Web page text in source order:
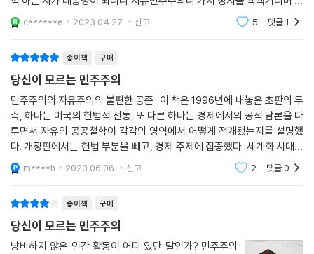
사실은 경제를 만드는 과정의 이해당사자로서 시장의 지배에 휘둘리는 신
자유주의적 군중이 아닌 시민의식을 지닌 ‘시민’으로 각성해야 한다는 점
는 일반적인 경제 담론보다 덜 기술적이지만 더 정치적인 일이다. 샌델은
이렇듯 폭넓은 시민성 차원의 경제 논쟁 전통을 ‘시민의식의 정치경제학
(political economy of citizenship)’이라 부르며, 이것이 우리가 모르
는 민주주의의 핵심이라고 강조한다.
-옳음을 넘어 모두를 위한 ‘좋은 삶’으로!
이 시대 가장 영향력 있는 철학자의 위대한 제언
문제들을 양산한 지금의 민주주의가 다시 활력을 찾고 제대로 기능하게 하
려면 어떻게 해야 할까? 경제는 무엇을 ‘위해’ 존재해야 하는가? 국가는 주
택, 교육, 기술 가운데 어디에 더 많이 투자해야 할까? 시장의 논리로 모두
기에도 과연 유효할지 궁금해하는 모든 사람이 꼭 읽어야 할 필독서이자
지금 이 순간 우리에게 희망을 안겨주는 책이다.
미국의 자유주의를 대담하고도 설득력 있게 비판하면서, 공적인 삶과 이것
이 봉착한 딜레마에 대한 몇 가지 기본적인 가정을 재평가해야 한다는 과
제를 우리에게 안겨준다. 철학과 역사를 하나로 녹여낸 놀라운 역작이다.
- 앨런 브링클리 (컬럼비아대학교 사학과 교수)
운하는데, 그럴수록 젊은 세대들한테는 필독서가 아닌가 합니다. 민주주의
는 정의로운
c******e 2023.04.27. 신고 5 댓글1
종이책 구매
당신이 모르는 민주주의
민주주의와 자유주의의 불편한 공존 이 책은 1996년에 내놓은 초판의 두
축, 하나는 미국의 헌법적 전통, 또 다른 하나는 경제에서의 공적 담론을 다
루면서 자유의 공공철학이 각각의 영역에서 어떻게 전개됐는지를 설명했
다. 개정판에서는 헌법 부분을 빼고, 경제 주제에 집중했다. 세계화 시대를
지나면서 경제와 민주주의에 대한 논쟁이 어떻게 전개돼왔는지를 살펴보
면, 정치적으
m****h 2023.06.06. 신고 2 댓글0
종이책 구매
당신이 모르는 민주주의
낭비하지 않은 인간 활동이 어디 있단 말인가? 민주주의